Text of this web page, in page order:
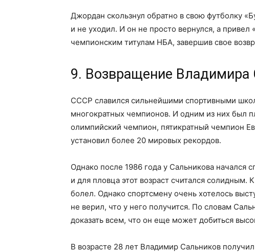
Джордан скользнул обратно в свою футболку
и не уходил. И он не просто вернулся, а
чемпионским титулам НБА, завершив свое
9. Возвращение Владимира
СССР славился сильнейшими спортивными
многократных чемпионов. И одним из них был
олимпийский чемпион, пятикратный чемпион
установил более 20 мировых рекордов.
Однако после 1986 года у Сальникова начался
и для пловца этот возраст считался солидным.
болел. Однако спортсмену очень хотелось
не верил, что у него получится. По словам
доказать всем, что он еще может добиться
В возрасте 28 лет Владимир Сальников